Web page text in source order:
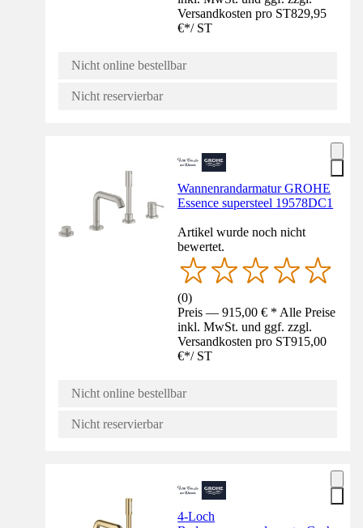
Versandkosten pro ST829,95
€*/ ST
Nicht online bestellbar
Nicht reservierbar
Wannenrandarmatur GROHE
Essence supersteel 19578DC1
Artikel wurde noch nicht
bewertet.
(0)
Preis — 915,00 € * Alle Preise
inkl. MwSt. und ggf. zzgl.
Versandkosten pro ST915,00
€*/ ST
Nicht online bestellbar
Nicht reservierbar
4-Loch